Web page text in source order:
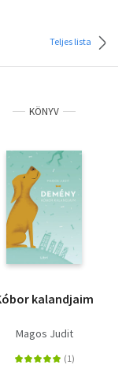
Teljes lista
KÖNYV
kalandjaim
Magos Judit